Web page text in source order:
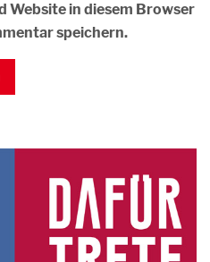
Website in diesem Browser
speichern.